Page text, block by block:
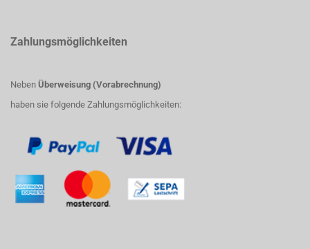
Zahlungsmöglichkeiten
Neben Überweisung (Vorabrechnung)
haben sie folgende Zahlungsmöglichkeiten: